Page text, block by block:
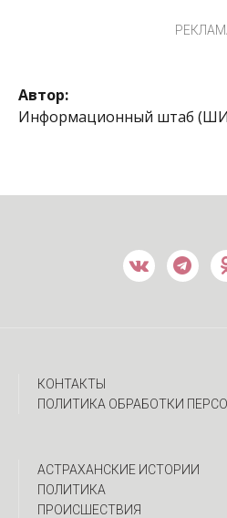
Автор:
Информационный штаб
КОНТАКТЫ
ПОЛИТИКА ОБРАБОТКИ
АСТРАХАНСКИЕ ИСТОРИИ
ПОЛИТИКА
ПРОИСШЕСТВИЯ